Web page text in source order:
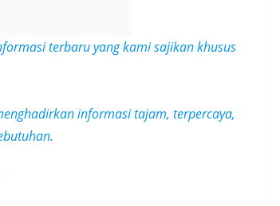
terbaru yang kami sajikan khusus
informasi tajam, terpercaya,